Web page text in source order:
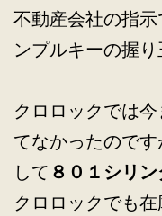
不動産会社の指示
ンプルキーの握り
クロロックでは今
てなかったので
して ８０１シリン
クロロックでも在